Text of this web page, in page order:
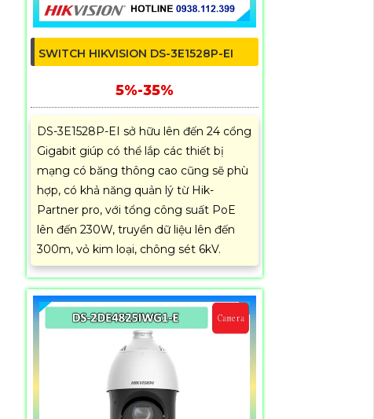
SWITCH HIKVISION DS-3E1528P-EI
5%-35%
DS-3E1528P-EI sở hữu lên đến 24 cổng
Gigabit giúp có thể lắp các thiết bị
mạng có băng thông cao cũng sẽ phù
hợp, có khả năng quản lý từ Hik-
Partner pro, với tổng công suất PoE
lên đến 230W, truyền dữ liệu lên đến
300m, vỏ kim loại, chông sét 6kV.